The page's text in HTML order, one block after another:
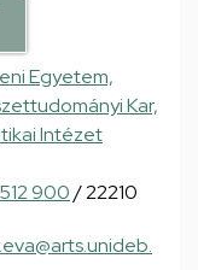
Egyetem,
Kar,
Intézet
900/ 22210